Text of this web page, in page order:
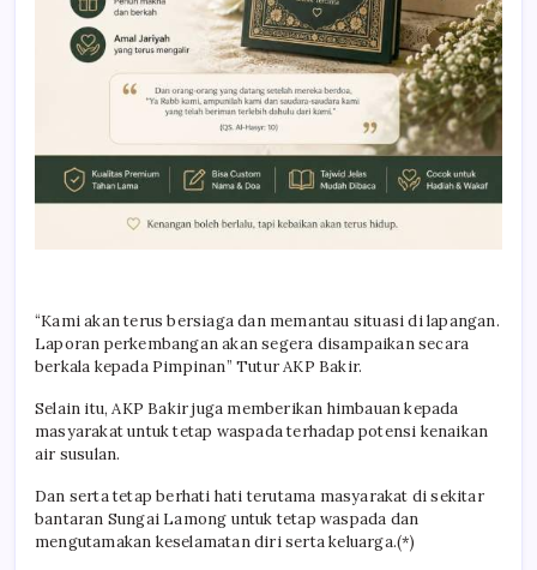
“Kami akan terus bersiaga dan memantau situasi di lapangan.
Laporan perkembangan akan segera disampaikan secara
berkala kepada Pimpinan” Tutur AKP Bakir.
Selain itu, AKP Bakir juga memberikan himbauan kepada
masyarakat untuk tetap waspada terhadap potensi kenaikan
air susulan.
Dan serta tetap berhati hati terutama masyarakat di sekitar
bantaran Sungai Lamong untuk tetap waspada dan
mengutamakan keselamatan diri serta keluarga.(*)